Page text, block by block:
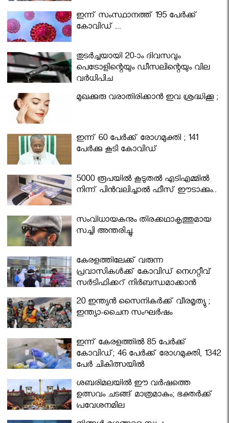
ഇന്ന് സംസ്ഥാനത്ത് 195 പേര്‍ക്ക്
കോവിഡ് ...
തുടർച്ചയായി 20-ാം ദിവസവും
പെട്രോളിന്റെയും ഡീസലിന്റെയും വില
വര്‍ധിപ്പിച്ചു
മുഖക്കുരു വരാതിരിക്കാന്‍ ഇവ ശ്രദ്ധിക്കൂ ;
ഇന്ന് 60 പേർക്ക് രോഗമുക്തി ; 141
പേര്‍ക്കു കൂടി കോവിഡ്
5000 രൂപയിൽ കൂടുതൽ എടിഎമ്മിൽ
നിന്ന് പിൻവലിച്ചാൽ ഫീസ് ഈടാക്കും..
സംവിധായകനും തിരക്കഥാകൃത്തുമായ
സച്ചി അന്തരിച്ചു.
കേരളത്തിലേക്ക് വരുന്ന
പ്രവാസികള്‍ക്ക് കോവിഡ് നെഗറ്റീവ്
സര്‍ട്ടിഫിക്കറ്റ് നിർബന്ധമാക്കാൻ
മന്ത്രിസഭ
20 ഇന്ത്യൻ സൈനികർക്ക് വീരമൃത്യു ;
ഇന്ത്യാ-ചൈന സംഘർഷം
ഇന്ന് കേരളത്തിൽ 85 പേർക്ക്
കോവിഡ്; 46 പേർക്ക് രോഗമുക്തി, 1342
പേർ ചികിത്സയിൽ
ശബരിമലയില്‍ ഈ വർഷത്തെ
ഉത്സവം ചടങ്ങ് മാത്രമാകും; ഭക്തർക്ക്
പ്രവേശനമില്ല